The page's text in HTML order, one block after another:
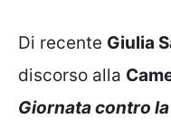
Di recente Giulia
discorso alla
Giornata contro